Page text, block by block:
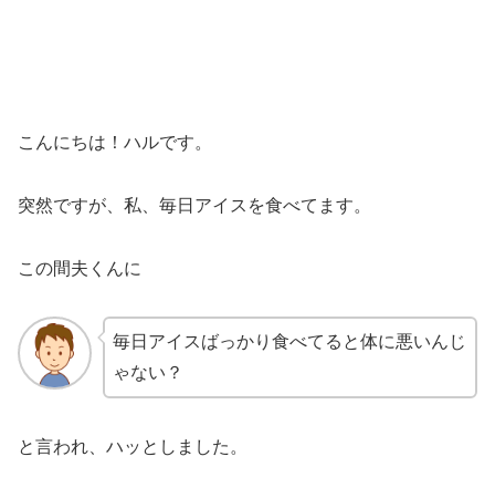
こんにちは！ハルです。
突然ですが、私、毎日アイスを食べてます。
この間夫くんに
毎日アイスばっかり食べてると体に悪いんじ
ゃない？
と言われ、ハッとしました。